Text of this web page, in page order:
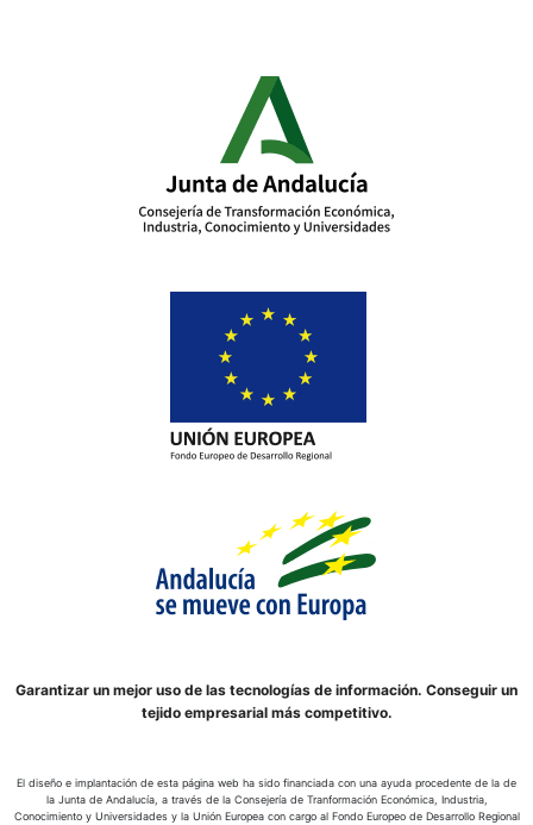
Garantizar un mejor uso de las tecnologías de información. Conseguir un
tejido empresarial más competitivo.
El diseño e implantación de esta página web ha sido financiada con una ayuda procedente de la de
la Junta de Andalucía, a través de la Consejería de Tranformación Económica, Industria,
Conocimiento y Universidades y la Unión Europea con cargo al Fondo Europeo de Desarrollo Regional